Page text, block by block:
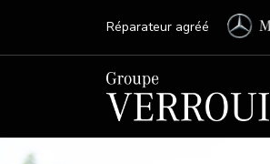
Réparateur agréé